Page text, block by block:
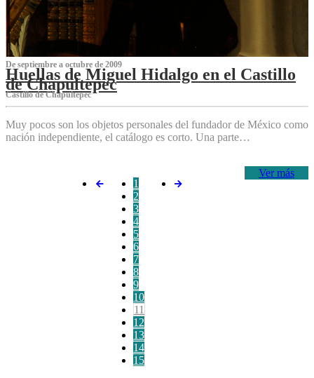
De septiembre a octubre de 2009
Huellas de Miguel Hidalgo en el Castillo
de Chapultepec
Castillo de Chapultepec
Muy pocos son los objetos personales del fundador de México como
nación independiente, el catálogo es corto. Una parte…
Ver más
1
2
3
4
5
6
7
8
9
10
11
12
13
14
15